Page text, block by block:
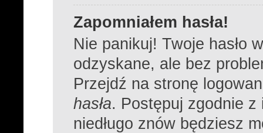
Zapomniałem hasła!
Nie panikuj! Twoje hasło
odzyskane, ale bez
Przejdź na stronę
hasła. Postępuj zgodnie
niedługo znów będziesz